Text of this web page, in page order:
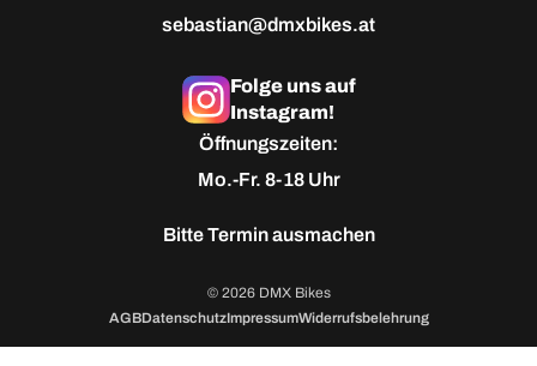
sebastian@dmxbikes.at
Folge uns auf
Instagram!
Öffnungszeiten:
Mo.-Fr. 8-18 Uhr
BitteTermin ausmachen
© 2026 DMX Bikes
AGBDatenschutzImpressumWiderrufsbelehrung